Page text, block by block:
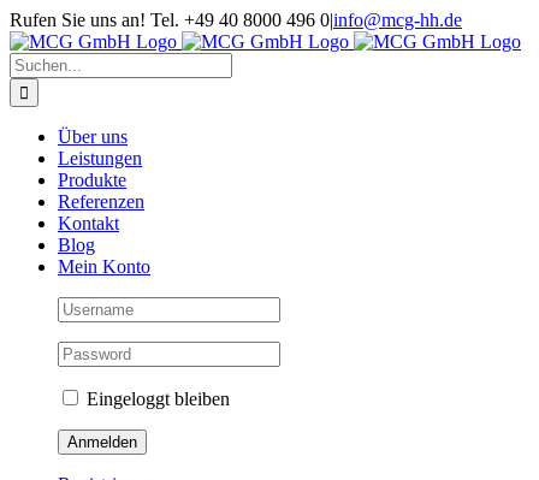
Skip
to
content
Rufen Sie uns an! Tel. +49 40 8000 496 0|info@mcg-hh.de
Suche
nach:
Über uns
Leistungen
Produkte
Referenzen
Kontakt
Blog
Mein Konto
Eingeloggt bleiben